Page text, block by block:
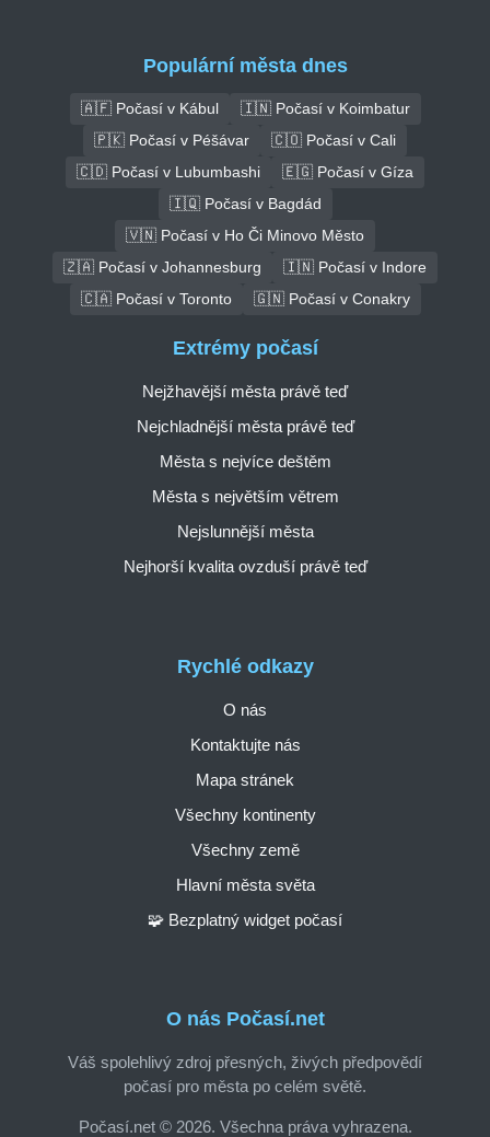
Populární města dnes
🇦🇫 Počasí v Kábul
🇮🇳 Počasí v Koimbatur
🇵🇰 Počasí v Péšávar
🇨🇴 Počasí v Cali
🇨🇩 Počasí v Lubumbashi
🇪🇬 Počasí v Gíza
🇮🇶 Počasí v Bagdád
🇻🇳 Počasí v Ho Či Minovo Město
🇿🇦 Počasí v Johannesburg
🇮🇳 Počasí v Indore
🇨🇦 Počasí v Toronto
🇬🇳 Počasí v Conakry
O nás Počasí.net
Váš spolehlivý zdroj přesných, živých předpovědí
počasí pro města po celém světě.
Počasí.net © 2026. Všechna práva vyhrazena.
Rychlé odkazy
O nás
Kontaktujte nás
Mapa stránek
Všechny kontinenty
Všechny země
Hlavní města světa
🧩 Bezplatný widget počasí
Extrémy počasí
Nejžhavější města právě teď
Nejchladnější města právě teď
Města s nejvíce deštěm
Města s největším větrem
Nejslunnější města
Nejhorší kvalita ovzduší právě teď